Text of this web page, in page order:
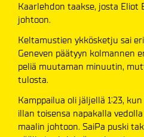
Kaarlehdon taakse, josta Eliot
johtoon.
Keltamustien ykkösketju sai
Geneven päätyyn kolmannen
peliä muutaman minuutin,
tulosta.
Kamppailua oli jäljellä 1:23,
illan toisensa napakalla
maalin johtoon. SaiPa puski